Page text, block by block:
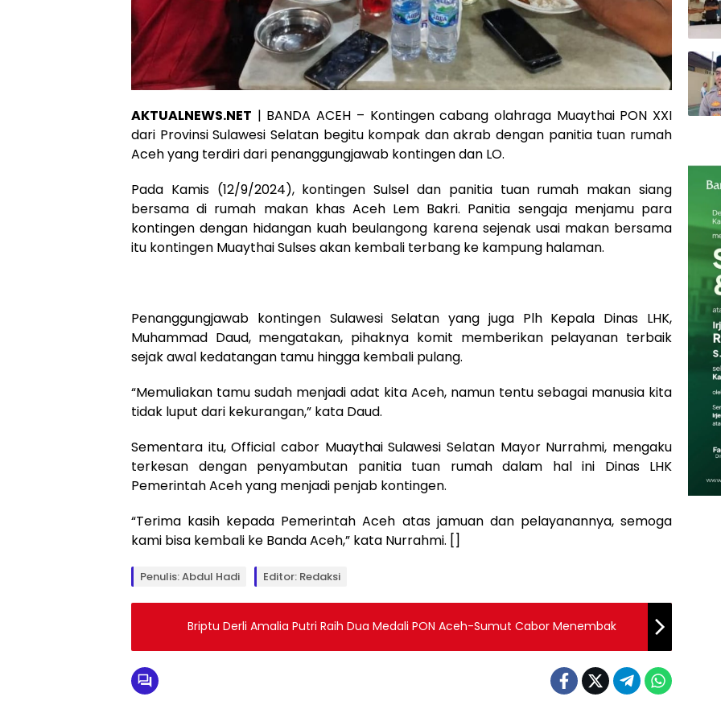
AKTUALNEWS.NET | BANDA ACEH – Kontingen cabang olahraga Muaythai PON XXI
dari Provinsi Sulawesi Selatan begitu kompak dan akrab dengan panitia tuan rumah
Aceh yang terdiri dari penanggungjawab kontingen dan LO.
Pada Kamis (12/9/2024), kontingen Sulsel dan panitia tuan rumah makan siang
bersama di rumah makan khas Aceh Lem Bakri. Panitia sengaja menjamu para
kontingen dengan hidangan kuah beulangong karena sejenak usai makan bersama
itu kontingen Muaythai Sulses akan kembali terbang ke kampung halaman.
Penanggungjawab kontingen Sulawesi Selatan yang juga Plh Kepala Dinas LHK,
Muhammad Daud, mengatakan, pihaknya komit memberikan pelayanan terbaik
sejak awal kedatangan tamu hingga kembali pulang.
“Memuliakan tamu sudah menjadi adat kita Aceh, namun tentu sebagai manusia kita
tidak luput dari kekurangan,” kata Daud.
Sementara itu, Official cabor Muaythai Sulawesi Selatan Mayor Nurrahmi, mengaku
terkesan dengan penyambutan panitia tuan rumah dalam hal ini Dinas LHK
Pemerintah Aceh yang menjadi penjab kontingen.
“Terima kasih kepada Pemerintah Aceh atas jamuan dan pelayanannya, semoga
kami bisa kembali ke Banda Aceh,” kata Nurrahmi. []
Penulis: Abdul Hadi Editor: Redaksi
Briptu Derli Amalia Putri Raih Dua Medali PON Aceh-Sumut Cabor Menembak